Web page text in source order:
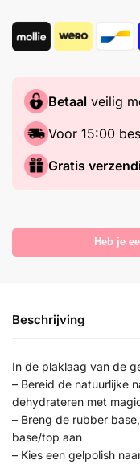
Betaal veilig
Voor 15:00
Gratis
Heb je
Beschrijving
In de plaklaag van de
– Bereid de natuurlijke
dehydrateren met
– Breng de rubber
base/top aan
– Kies een gelpolish